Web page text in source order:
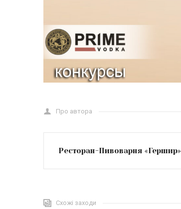
Про автора
Ресторан-Пивоварня «Гершир»
Схожі заходи